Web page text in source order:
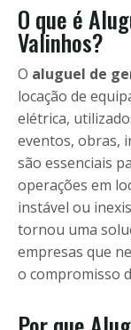
O que é
Valinhos?
O aluguel de
locação de
elétrica,
eventos, obras,
são essenciais
operações em
instável ou
tornou uma
empresas que
o compromisso